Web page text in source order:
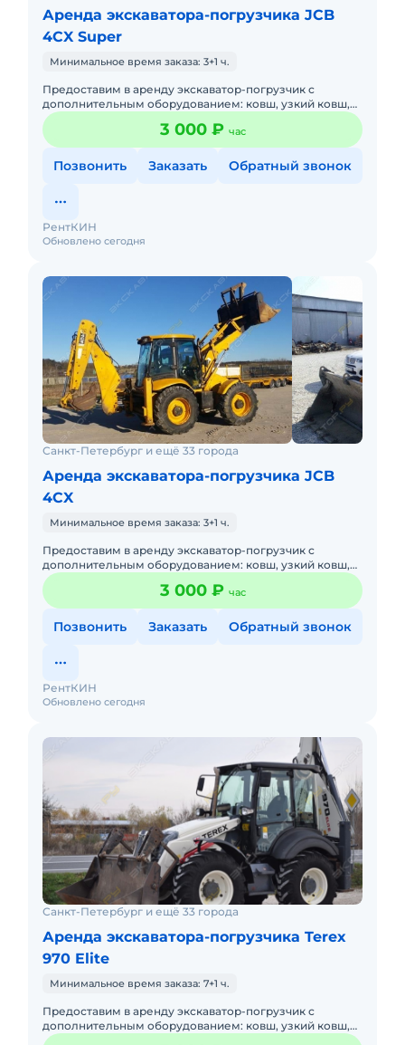
Аренда экскаватора-погрузчика JCB
4CX Super
Минимальное время заказа: 3+1 ч.
Предоставим в аренду экскаватор-погрузчик с
дополнительным оборудованием: ковш, узкий ковш,
гидромолот, вилы и ямобур. Минимальный заказ
спецтехники - половина3 000 ₽ час
Позвонить Заказать Обратный звонок
Обновлено сегодня
РентКИН
Санкт-Петербург и ещё 33 города
Аренда экскаватора-погрузчика JCB
4CX
Минимальное время заказа: 3+1 ч.
Предоставим в аренду экскаватор-погрузчик с
дополнительным оборудованием: ковш, узкий ковш,
гидромолот, вилы и ямобур. Минимальный заказ
спецтехники - половина3 000 ₽ час
Позвонить Заказать Обратный звонок
Обновлено сегодня
РентКИН
Санкт-Петербург и ещё 33 города
Аренда экскаватора-погрузчика Terex
970 Elite
Минимальное время заказа: 7+1 ч.
Предоставим в аренду экскаватор-погрузчик с
дополнительным оборудованием: ковш, узкий ковш,
гидромолот, вилы и ямобур. Минимальный заказ